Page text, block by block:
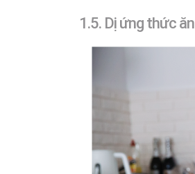
1.5. Dị ứng thức ăn